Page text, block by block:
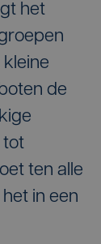
het
de
tot
ten alle
in een